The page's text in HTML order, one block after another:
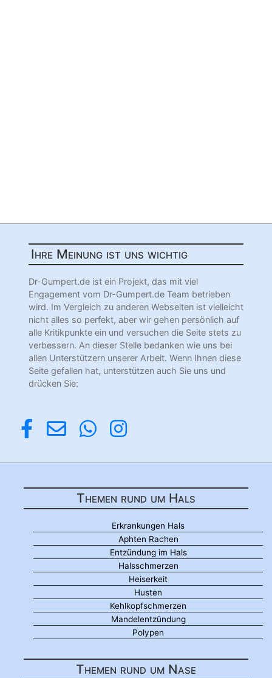
Ihre Meinung ist uns wichtig
Dr-Gumpert.de ist ein Projekt, das mit viel
Engagement vom Dr-Gumpert.de Team betrieben
wird. Im Vergleich zu anderen Webseiten ist vielleicht
nicht alles so perfekt, aber wir gehen persönlich auf
alle Kritikpunkte ein und versuchen die Seite stets zu
verbessern. An dieser Stelle bedanken wie uns bei
allen Unterstützern unserer Arbeit. Wenn Ihnen diese
Seite gefallen hat, unterstützen auch Sie uns und
drücken Sie:
Themen rund um Hals
Erkrankungen Hals
Aphten Rachen
Entzündung im Hals
Halsschmerzen
Heiserkeit
Husten
Kehlkopfschmerzen
Mandelentzündung
Polypen
Themen rund um Nase